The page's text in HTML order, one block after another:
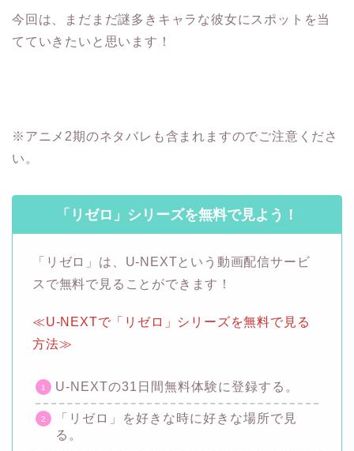
今回は、まだまだ謎多きキャラな彼女にスポットを当
てていきたいと思います！
※アニメ2期のネタバレも含まれますのでご注意くださ
い。
「リゼロ」シリーズを無料で見よう！
「リゼロ」は、U-NEXTという動画配信サービ
スで無料で見ることができます！
≪U-NEXTで「リゼロ」シリーズを無料で見る
方法≫
U-NEXTの31日間無料体験に登録する。
「リゼロ」を好きな時に好きな場所で見
る。